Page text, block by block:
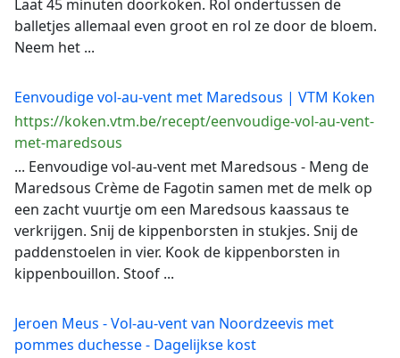
Laat 45 minuten doorkoken. Rol ondertussen de
balletjes allemaal even groot en rol ze door de bloem.
Neem het ...
Eenvoudige vol-au-vent met Maredsous | VTM Koken
https://koken.vtm.be/recept/eenvoudige-vol-au-vent-
met-maredsous
... Eenvoudige vol-au-vent met Maredsous - Meng de
Maredsous Crème de Fagotin samen met de melk op
een zacht vuurtje om een Maredsous kaassaus te
verkrijgen. Snij de kippenborsten in stukjes. Snij de
paddenstoelen in vier. Kook de kippenborsten in
kippenbouillon. Stoof ...
Jeroen Meus - Vol-au-vent van Noordzeevis met
pommes duchesse - Dagelijkse kost